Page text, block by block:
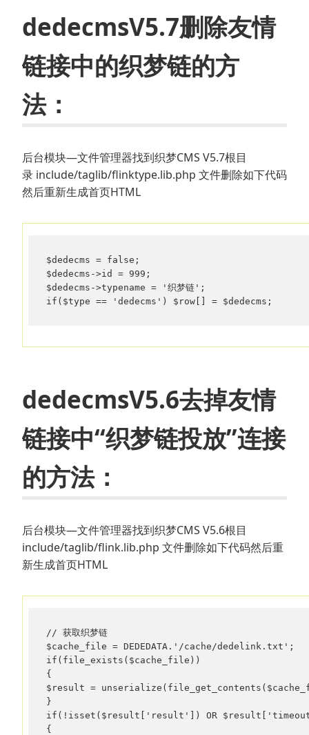
dedecmsV5.7删除友情
链接中的织梦链的方
法：
后台模块—文件管理器找到织梦CMS V5.7根目
录 include/taglib/flinktype.lib.php 文件删除如下代码
然后重新生成首页HTML
$dedecms = false;
$dedecms->id = 999;
$dedecms->typename = '织梦链';
dedecmsV5.6去掉友情
链接中“织梦链投放”连接
的方法：
后台模块—文件管理器找到织梦CMS V5.6根目
include/taglib/flink.lib.php 文件删除如下代码然后重
新生成首页HTML
// 获取织梦链
$cache_file = DEDEDATA.'/cache/dedelink.txt';
if(file_exists($cache_file))
{
$result =
}
if(!isset($result['result']) OR
{